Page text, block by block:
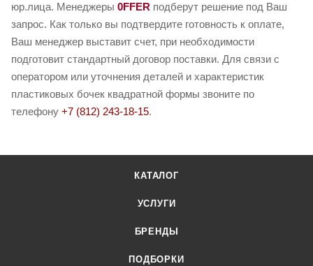
юр.лица. Менеджеры 0FFER подберут решение под Ваш
запрос. Как только вы подтвердите готовность к оплате,
Ваш менеджер выставит счет, при необходимости
подготовит стандартный договор поставки. Для связи с
оператором или уточнения деталей и характеристик
пластиковых бочек квадратной формы звоните по
телефону +7 (812) 243-18-15.
КАТАЛОГ
УСЛУГИ
БРЕНДЫ
ПОДБОРКИ